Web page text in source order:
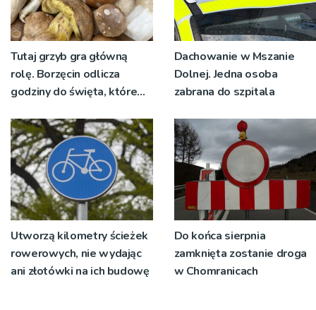
Tutaj grzyb gra główną
rolę. Borzęcin odlicza
godziny do święta, które
pokoleń
Dachowanie w Mszanie
Dolnej. Jedna osoba
zabrana do szpitala
Utworzą kilometry ścieżek
rowerowych, nie wydając
ani złotówki na ich budowę
Do końca sierpnia
zamknięta zostanie droga
w Chomranicach